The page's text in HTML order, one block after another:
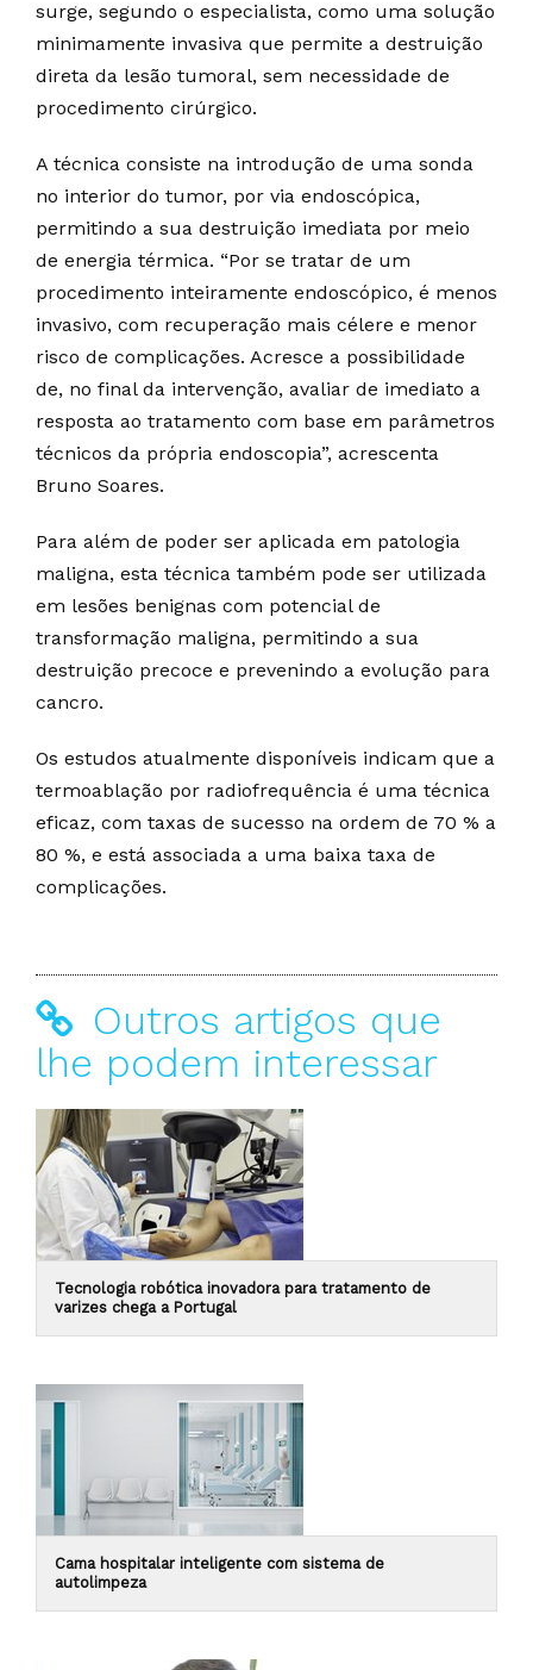
surge, segundo o especialista, como uma solução
minimamente invasiva que permite a destruição
direta da lesão tumoral, sem necessidade de
procedimento cirúrgico.
A técnica consiste na introdução de uma sonda
no interior do tumor, por via endoscópica,
permitindo a sua destruição imediata por meio
de energia térmica. “Por se tratar de um
procedimento inteiramente endoscópico, é menos
invasivo, com recuperação mais célere e menor
risco de complicações. Acresce a possibilidade
de, no final da intervenção, avaliar de imediato a
resposta ao tratamento com base em parâmetros
técnicos da própria endoscopia”, acrescenta
Bruno Soares.
Para além de poder ser aplicada em patologia
maligna, esta técnica também pode ser utilizada
em lesões benignas com potencial de
transformação maligna, permitindo a sua
destruição precoce e prevenindo a evolução para
cancro.
Os estudos atualmente disponíveis indicam que a
termoablação por radiofrequência é uma técnica
eficaz, com taxas de sucesso na ordem de 70 % a
80 %, e está associada a uma baixa taxa de
complicações.
Outros artigos que
lhe podem interessar
Tecnologia robótica inovadora para tratamento de
varizes chega a Portugal
Cama hospitalar inteligente com sistema de
autolimpeza